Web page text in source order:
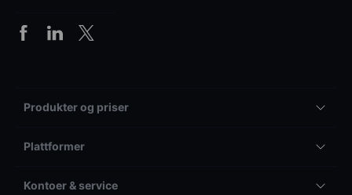
Produkter og priser
Plattformer
Kontoer & service